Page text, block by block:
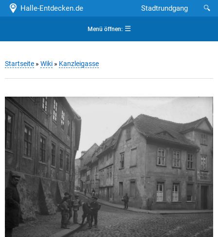
Halle-Entdecken.de 🔍
Stadtrundgang
Menü öffnen:☰
Startseite » Wiki » Kanzleigasse